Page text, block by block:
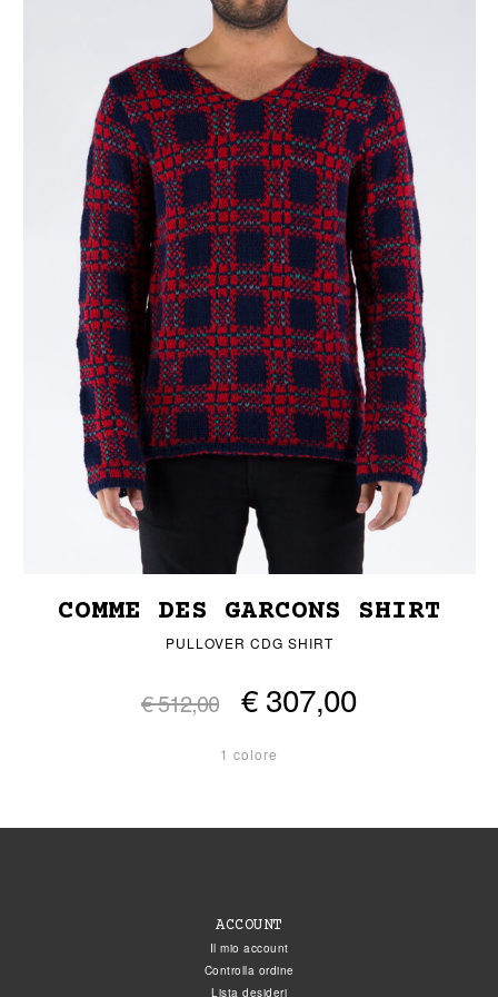
COMME DES GARCONS SHIRT
PULLOVER CDG SHIRT
€ 512,00 € 307,00
1 colore
ACCOUNT
Il mio account
Controlla ordine
Lista desideri